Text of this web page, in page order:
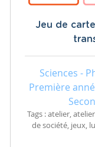
Jeu de
Sciences -
Première
Tags : atelier,
de société, jeux,